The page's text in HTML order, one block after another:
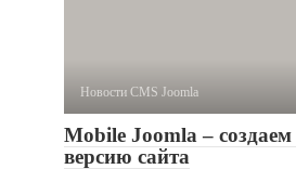
Новости CMS Joomla
Mobile Joomla –
версию сайта